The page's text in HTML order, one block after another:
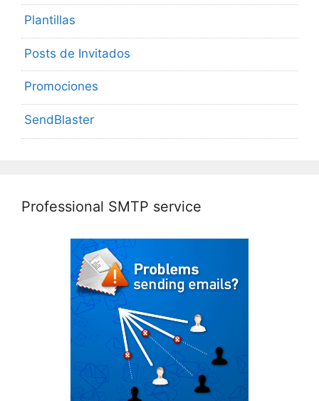
Plantillas
Posts de Invitados
Promociones
SendBlaster
Professional SMTP service